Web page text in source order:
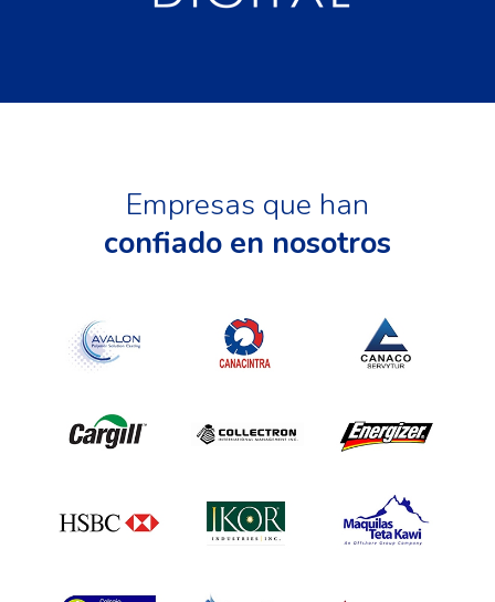
Empresas que han
confiado en nosotros